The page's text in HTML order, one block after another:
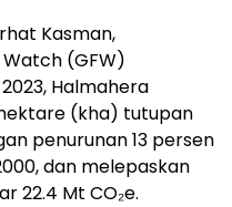
Kasman,
(GFW)
Halmahera
(kha) tutupan
penurunan 13 persen
dan melepaskan
22.4 Mt CO₂e.